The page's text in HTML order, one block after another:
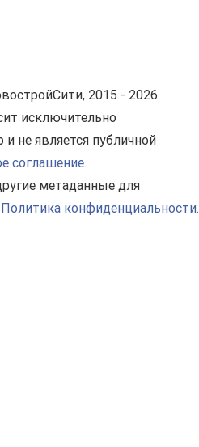
2015 - 2026.
исключительно
не является публичной
соглашение.
метаданные для
Политика конфиденциальности.